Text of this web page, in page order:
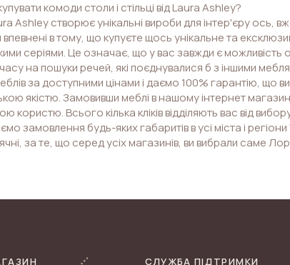
комоди столи і стільці від Laura Ashley?
Ashley створює унікальні вироби для інтер'єру ось,
в тому, що купуєте щось унікальне та
серіями. Це означає, що у вас завжди є можливість
на пошуки речей, які поєднувалися б з іншими
за доступними цінами і даємо 100% гарантію, що
якістю. Замовивши меблі в нашому інтернет
користю. Всього кілька кліків відділяють вас від
замовлення будь-яких габаритів в усі міста і
за те, що серед усіх магазинів, ви вибрали саме
СЛУЖБА ПІДТРИМКИ